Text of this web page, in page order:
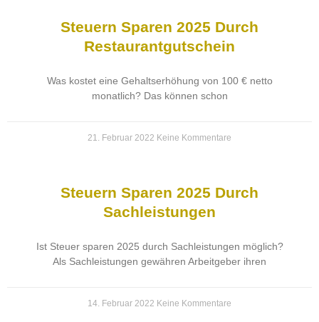
Steuern Sparen 2025 Durch
Restaurantgutschein
Was kostet eine Gehaltserhöhung von 100 € netto
monatlich? Das können schon
21. Februar 2022 Keine Kommentare
Steuern Sparen 2025 Durch
Sachleistungen
Ist Steuer sparen 2025 durch Sachleistungen möglich?
Als Sachleistungen gewähren Arbeitgeber ihren
14. Februar 2022 Keine Kommentare